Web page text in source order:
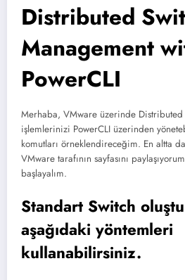
Distributed
Management
PowerCLI
Merhaba, VMware üzerinde Distributed
işlemlerinizi PowerCLI üzerinden
komutları örneklendireceğim. En altta
VMware tarafının sayfasını
başlayalım.
Standart Switch
aşağıdaki yöntemleri
kullanabilirsiniz.